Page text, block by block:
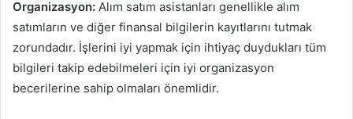
Organizasyon: Alım satım asistanları genellikle alım
satımların ve diğer finansal bilgilerin kayıtlarını tutmak
zorundadır. İşlerini iyi yapmak için ihtiyaç duydukları tüm
bilgileri takip edebilmeleri için iyi organizasyon
becerilerine sahip olmaları önemlidir.